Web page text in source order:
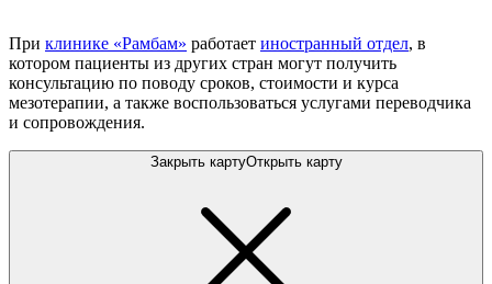
При клинике «Рамбам» работает иностранный отдел, в
котором пациенты из других стран могут получить
консультацию по поводу сроков, стоимости и курса
мезотерапии, а также воспользоваться услугами переводчика
и сопровождения.
Закрыть картуОткрыть карту